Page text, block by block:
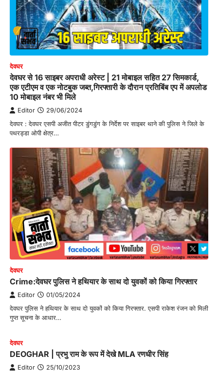
देवघर
देवघर से 16 साइबर अपराधी अरेस्ट | 21 मोबाइल सहित 27 सिमकार्ड,
एक एटीएम व एक नोटबुक जब्त,गिरफ्तारी के दौरान प्रतिबिंब एप में अपलोड
10 मोबाइल नंबर भी मिले
Editor 29/06/2024
देवघर : देवघर एसपी अजीत पीटर डुंगडुंग के निर्देश पर साइबर थाने की पुलिस ने जिले के
पथरड्डा ओपी क्षेत्र…
देवघर
Crime:देवघर पुलिस ने हथियार के साथ दो युवकों को किया गिरफ्तार
Editor 01/05/2024
देवघर पुलिस ने हथियार के साथ दो युवकों को किया गिरफ्तार. एसपी राकेश रंजन को मिली
गुप्त सूचना के आधार…
देवघर
DEOGHAR | प्रभु राम के रूप में देखे MLA रणधीर सिंह
Editor 25/10/2023